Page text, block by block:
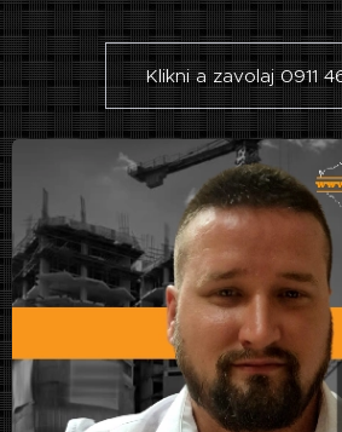
Klikni a zavolaj 0911